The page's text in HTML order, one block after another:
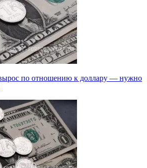
по отношению к доллару — нужно